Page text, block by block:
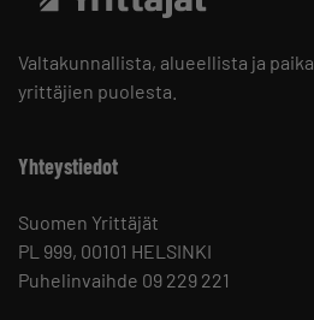
Valtakunnallista, alueellista ja
yrittäjien puolesta.
Yhteystiedot
Suomen Yrittäjät
PL 999, 00101 HELSINKI
Puhelinvaihde 09 229 221